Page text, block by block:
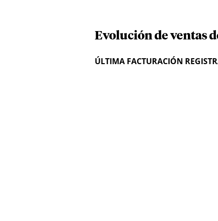
Evolución de ventas
ÚLTIMA FACTURACIÓN